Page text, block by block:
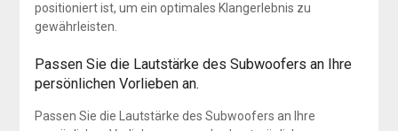
positioniert ist, um ein optimales Klangerlebnis zu
gewährleisten.
Passen Sie die Lautstärke des Subwoofers an Ihre
persönlichen Vorlieben an.
Passen Sie die Lautstärke des Subwoofers an Ihre